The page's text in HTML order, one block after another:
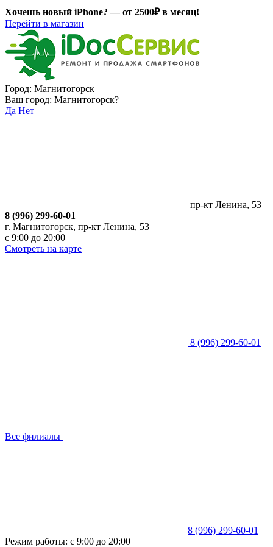
Хочешь новый iPhone? —от 2500₽ в месяц!
Перейти в магазин
Город: Магнитогорск
Ваш город: Магнитогорск?
Да Нет
пр-кт Ленина, 53
8 (996) 299-60-01
г. Магнитогорск, пр-кт Ленина, 53
с 9:00 до 20:00
Смотреть на карте
8 (996) 299-60-01
Все филиалы
8 (996) 299-60-01
Режим работы: с 9:00 до 20:00